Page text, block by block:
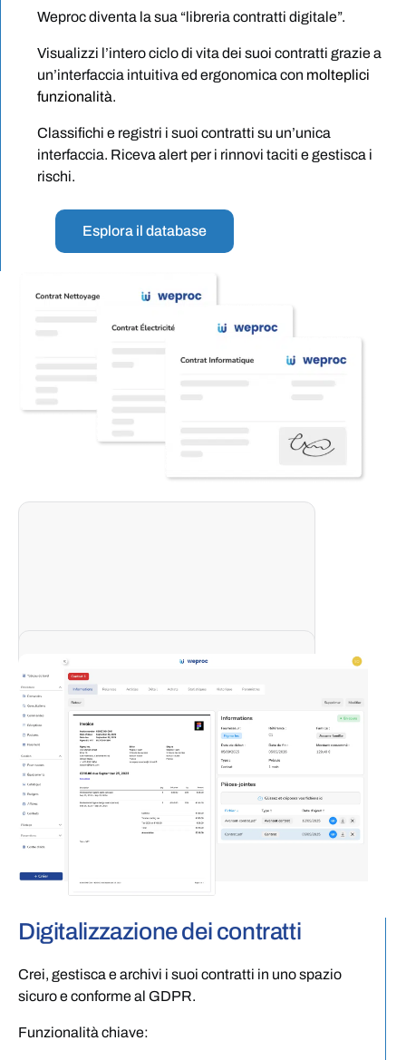
Weproc diventa la sua “libreria contratti digitale”.
Visualizzi l’intero ciclo di vita dei suoi contratti grazie a
un’interfaccia intuitiva ed ergonomica con molteplici
funzionalità.
Classifichi e registri i suoi contratti su un’unica
interfaccia. Riceva alert per i rinnovi taciti e gestisca i
rischi.
Esplora il database
Digitalizzazione dei contratti
Crei, gestisca e archivi i suoi contratti in uno spazio
sicuro e conforme al GDPR.
Funzionalità chiave: